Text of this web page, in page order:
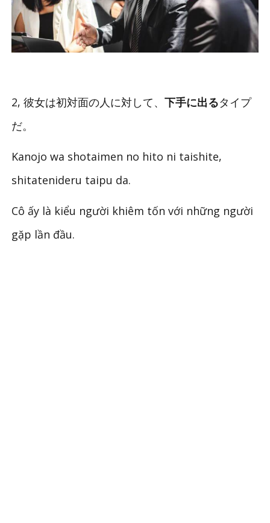
2, 彼女は初対面の人に対して、下手に出るタイプ
だ。
Kanojo wa shotaimen no hito ni taishite,
shitatenideru taipu da.
Cô ấy là kiểu người khiêm tốn với những người
gặp lần đầu.